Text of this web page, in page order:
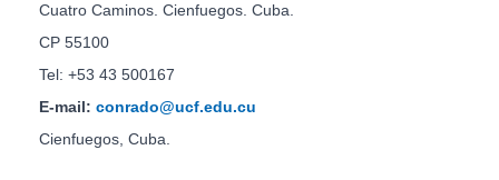
Cuatro Caminos. Cienfuegos. Cuba.
CP 55100
Tel: +53 43 500167
E-mail: conrado@ucf.edu.cu
Cienfuegos, Cuba.